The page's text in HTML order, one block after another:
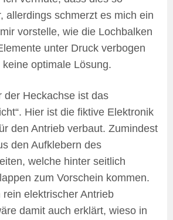
allerdings schmerzt es mich ein
vorstelle, wie die Lochbalken
unter Druck verbogen
optimale Lösung.
der Heckachse ist das
Hier ist die fiktive Elektronik
den Antrieb verbaut. Zumindest
den Aufklebern des
welche hinter seitlich
zum Vorschein kommen.
elektrischer Antrieb
damit auch erklärt, wieso in